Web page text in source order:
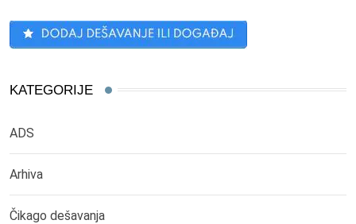
KATEGORIJE
ADS
Arhiva
Čikago dešavanja